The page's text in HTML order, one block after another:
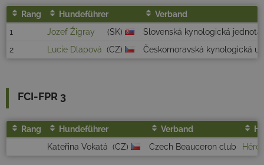
Rang Hundeführer
Verband
1
Jozef Žigray (SK)
Slovenská kynologická jednota
2
Lucie Dlapová (CZ) Českomoravská kynologická
FCI-FPR 3
Rang Hundeführer Verband
Kateřina Vokatá (CZ) Czech Beauceron club